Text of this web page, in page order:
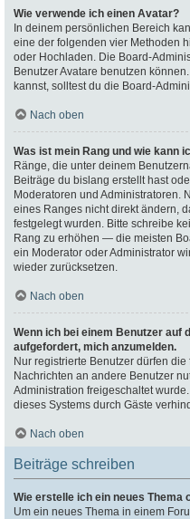
Wie verwende ich einen Avatar?
In deinem persönlichen Bereich
eine der folgenden vier Methoden
oder Hochladen. Die Board-
Benutzer Avatare benutzen
kannst, solltest du die Board-
Nach oben
Was ist mein Rang und wie kann
Ränge, die unter deinem
Beiträge du bislang erstellt hast
Moderatoren und Administratoren.
eines Ranges nicht direkt ändern,
festgelegt wurden. Bitte schreibe
Rang zu erhöhen — die meisten
ein Moderator oder Administrator
wieder zurücksetzen.
Nach oben
Wenn ich bei einem Benutzer auf
aufgefordert, mich anzumelden.
Nur registrierte Benutzer dürfen
Nachrichten an andere Benutzer
Administration freigeschaltet
dieses Systems durch Gäste
Nach oben
Beiträge schreiben
Wie erstelle ich ein neues Thema
Um ein neues Thema in einem